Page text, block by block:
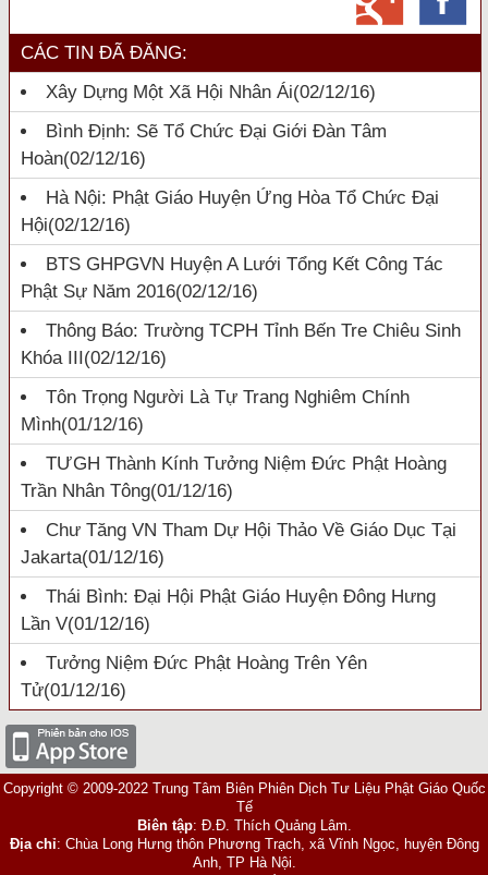
CÁC TIN ĐÃ ĐĂNG:
Xây Dựng Một Xã Hội Nhân Ái(02/12/16)
Bình Định: Sẽ Tổ Chức Đại Giới Đàn Tâm
Hoàn(02/12/16)
Hà Nội: Phật Giáo Huyện Ứng Hòa Tổ Chức Đại
Hội(02/12/16)
BTS GHPGVN Huyện A Lưới Tổng Kết Công Tác
Phật Sự Năm 2016(02/12/16)
Thông Báo: Trường TCPH Tỉnh Bến Tre Chiêu Sinh
Khóa III(02/12/16)
Tôn Trọng Người Là Tự Trang Nghiêm Chính
Mình(01/12/16)
TƯGH Thành Kính Tưởng Niệm Đức Phật Hoàng
Trần Nhân Tông(01/12/16)
Chư Tăng VN Tham Dự Hội Thảo Về Giáo Dục Tại
Jakarta(01/12/16)
Thái Bình: Đại Hội Phật Giáo Huyện Đông Hưng
Lần V(01/12/16)
Tưởng Niệm Đức Phật Hoàng Trên Yên
Tử(01/12/16)
Copyright © 2009-2022 Trung Tâm Biên Phiên Dịch Tư Liệu Phật Giáo Quốc
Tế
Biên tập: Đ.Đ. Thích Quảng Lâm.
Địa chỉ: Chùa Long Hưng thôn Phương Trạch, xã Vĩnh Ngọc, huyện Đông
Anh, TP Hà Nội.